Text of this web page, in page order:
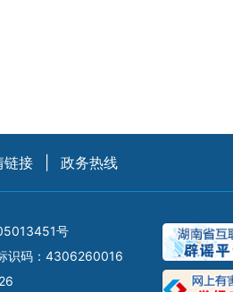
链接 政务热线
号
识码：4306260016